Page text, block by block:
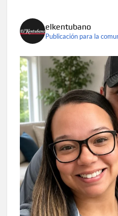
elkentubano
Publicación para la